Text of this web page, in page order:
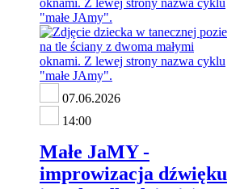
07.06.2026
14:00
Małe JaMY -
improwizacja dźwięku